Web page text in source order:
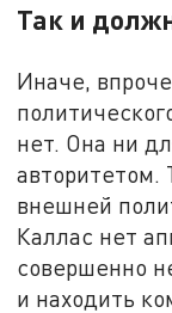
Так и
Иначе,
нет. Она ни
авторитетом.
внешней
Каллас нет
совершенно
и находить